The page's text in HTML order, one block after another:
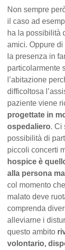
Non sempre
il caso ad
ha la possibilità
amici. Oppure
la presenza in
particolarmente
l’abitazione
difficoltosa
paziente viene
progettate in
ospedaliero. Ci
possibilità di
piccoli concerti
hospice è
alla persona
col momento
malato deve
comprenda
alleviarne i
questo ambito
volontario,